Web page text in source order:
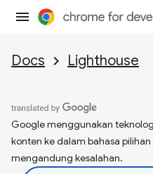
Docs Lighthouse
Google menggunakan
konten ke dalam bahasa
mengandung kesalahan.